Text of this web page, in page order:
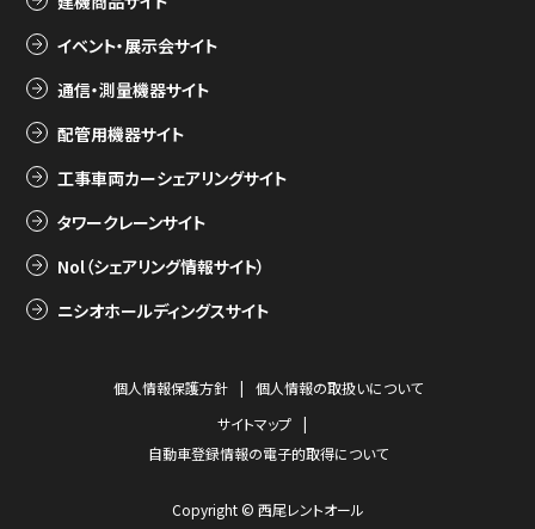
イベント・展示会サイト
通信・測量機器サイト
配管用機器サイト
工事車両カーシェアリングサイト
タワークレーンサイト
Nol（シェアリング情報サイト）
ニシオホールディングスサイト
個人情報保護方針
個人情報の取扱いについて
サイトマップ
自動車登録情報の電子的取得について
Copyright © 西尾レントオール